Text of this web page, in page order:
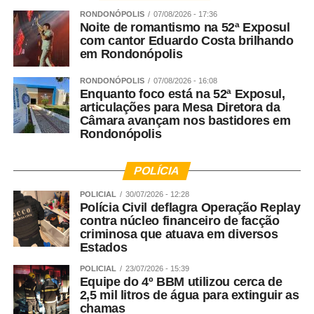
Veja Mais: Mato Grosso é reconhecido com Selo
Diamante de Transparência Pública
demandas do Núcleo?
Rosana Leite – A criação do Nudem aconteceu em 2014,
mas nós fazemos a defesa das mulheres desde o
Brasil a aplicar a LMP, mas o Nudem como Núcleo surgiu
questão de ampliar o atendimento das mulheres. A LMP
foi tão de vanguarda que ela trouxe a necessidade das
Varas de Justiça, dos Juizados dentro do Poder Judiciário
e dentro da Defensoria Pública de termos núcleos de
atendimento especializados. Tivemos o aumento das
Delegacias Especializadas e toda essa gama do Sistema
de Justiça ajuda no amparo das mulheres em forma de
RONDONÓPOLIS 07/08/2026 - 17:36
Noite de romantismo na 52ª Exposul
com cantor Eduardo Costa brilhando
em Rondonópolis
RONDONÓPOLIS 07/08/2026 - 16:08
Enquanto foco está na 52ª Exposul,
articulações para Mesa Diretora da
Câmara avançam nos bastidores em
Rondonópolis
POLÍCIA
POLICIAL 30/07/2026 - 12:28
Polícia Civil deflagra Operação Replay
contra núcleo financeiro de facção
criminosa que atuava em diversos
Estados
POLICIAL 23/07/2026 - 15:39
Equipe do 4º BBM utilizou cerca de
2,5 mil litros de água para extinguir as
chamas